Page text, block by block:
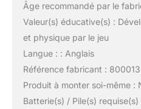
Âge recommandé par le
Valeur(s) éducative(s) :
et physique par le jeu
Langue : : Anglais
Référence fabricant :
Produit à monter soi-même :
Batterie(s) / Pile(s) requise(s)